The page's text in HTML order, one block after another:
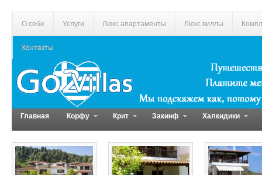
О себе Услуги Люкс апартаменты Люкс виллы
Контакты
Главная Корфу Крит Закинф Халкидики